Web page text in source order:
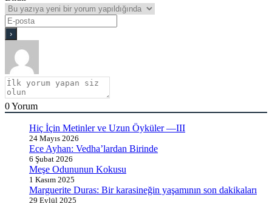
0Yorum
Hiç İçin Metinler ve Uzun Öyküler —III
24 Mayıs 2026
Ece Ayhan: Vedha’lardan Birinde
6 Şubat 2026
Meşe Odununun Kokusu
1 Kasım 2025
Marguerite Duras: Bir karasineğin yaşamının son dakikaları
29 Eylül 2025